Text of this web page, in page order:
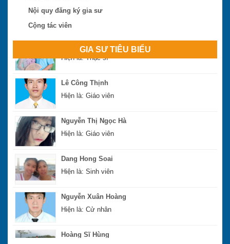
Nội quy đăng ký gia sư
Cộng tác viên
GIA SƯ TIÊU BIỂU
Hiện là: Thạc sĩ
Hiện là: Thạc sĩ
Hiện là: Giáo viên
Hiện là: Giáo viên
Hiện là: Sinh viên
Hiện là: Cử nhân
Hiện là: Cử nhân